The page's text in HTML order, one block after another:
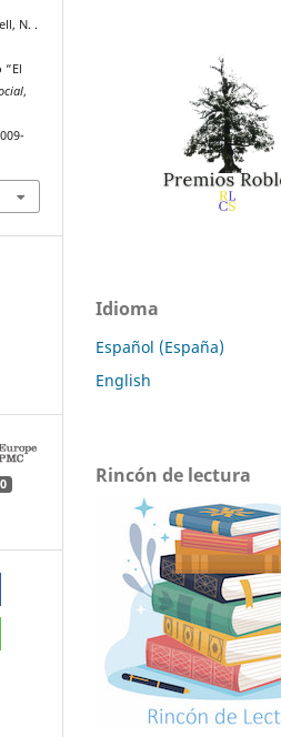
N. .
,
0
Idioma
Español (España)
English
Rincón de lectura